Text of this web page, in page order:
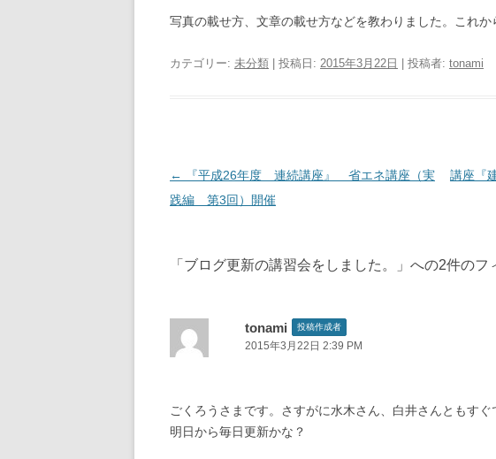
写真の載せ方、文章の載せ方などを教わりました。これか
カテゴリー: 未分類 | 投稿日: 2015年3月22日 投稿者: tonami
投
稿
ョ
←
『平成26年度 連続講座』 省エネ講座（実
践編 第3回）開催
講座『
「 ブログ更新の講習会をしました。 」への2件のフ
tonami 投稿作成者
2015年3月22日 2:39 PM
ごくろうさまです。さすがに水木さん、白井さんともすぐ
明日から毎日更新かな？